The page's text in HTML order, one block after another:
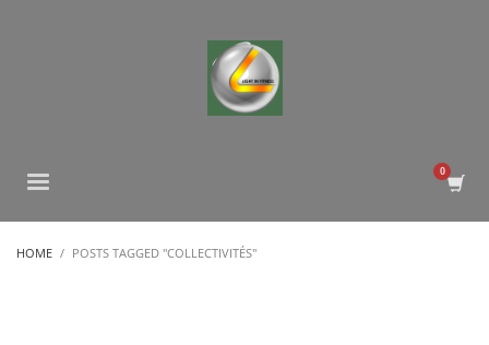
HOME POSTS TAGGED "COLLECTIVITÉS"